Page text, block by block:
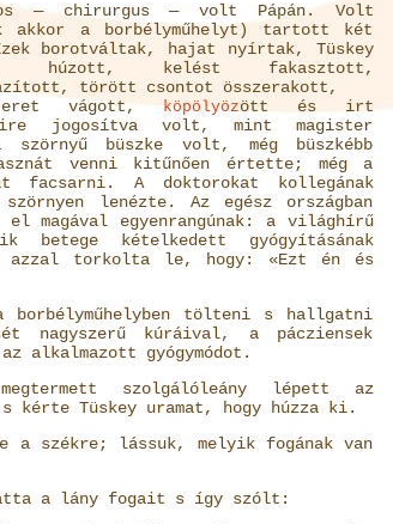
— chirurgus — volt Pápán. Volt
a borbélyműhelyt) tartott két
borotváltak, hajat nyírtak, Tüskey
húzott, kelést fakasztott,
törött csontot összerakott,
eret vágott,köpölyözött és irt
jogosítva volt, mint magister
szörnyű büszke volt, még büszkébb
venni kitűnően értette; még a
A doktorokat kollegának
lenézte. Az egész országban
magával egyenrangúnak: a világhírű
betege kételkedett gyógyításának
azzal torkolta le, hogy: «Ezt én és
borbélyműhelyben tölteni s hallgatni
nagyszerű kúráival, a pácziensek
alkalmazott gyógymódot.
szolgálóleány lépett az
Tüskey uramat, hogy húzza ki.
székre; lássuk, melyik fogának van
a lány fogait s így szólt: